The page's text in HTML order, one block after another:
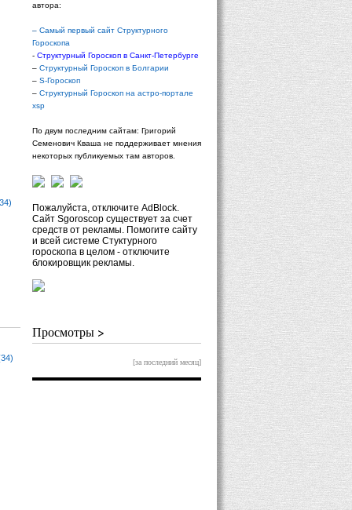
автора:
– Самый первый сайт Структурного
Гороскопа
- Структурный Гороскоп в Санкт-Петербурге
– Структурный Гороскоп в Болгарии
– S-Гороскоп
– Структурный Гороскоп на астро-портале
xsp
По двум последним сайтам: Григорий
Семенович Кваша не поддерживает мнения
некоторых публикуемых там авторов.
Пожалуйста, отключите AdBlock.
Сайт Sgoroscop существует за счет
средств от рекламы. Помогите сайту
и всей системе Стуктурного
гороскопа в целом - отключите
блокировщик рекламы.
Просмотры >
[за последний месяц]